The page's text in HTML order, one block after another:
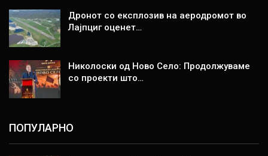
Дронот со експлозив на аеродромот во
Лајпциг оценет…
Николоски од Ново Село: Продолжуваме
со проекти што…
ПОПУЛАРНО